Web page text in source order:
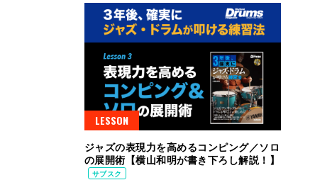
LESSON
ジャズの表現力を高めるコンピング／ソロ
の展開術【横山和明が書き下ろし解説！】
サブスク